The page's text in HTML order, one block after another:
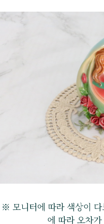
※ 모니터에 따라 색상이
에 따라 오차